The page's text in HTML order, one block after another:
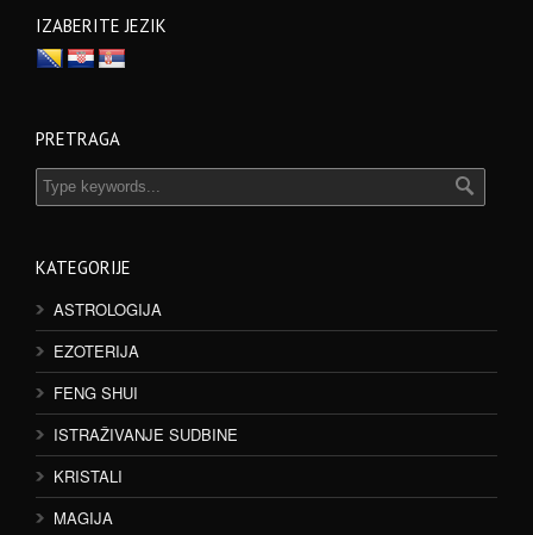
IZABERITE JEZIK
PRETRAGA
KATEGORIJE
ASTROLOGIJA
EZOTERIJA
FENG SHUI
ISTRAŽIVANJE SUDBINE
KRISTALI
MAGIJA